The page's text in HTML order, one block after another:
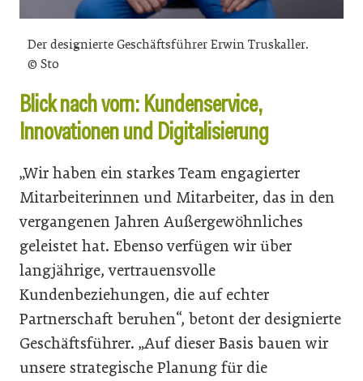
Der designierte Geschäftsführer Erwin Truskaller.
© Sto
Blick nach vorn: Kundenservice,
Innovationen und Digitalisierung
„Wir haben ein starkes Team engagierter
Mitarbeiterinnen und Mitarbeiter, das in den
vergangenen Jahren Außergewöhnliches
geleistet hat. Ebenso verfügen wir über
langjährige, vertrauensvolle
Kundenbeziehungen, die auf echter
Partnerschaft beruhen“, betont der designierte
Geschäftsführer. „Auf dieser Basis bauen wir
unsere strategische Planung für die